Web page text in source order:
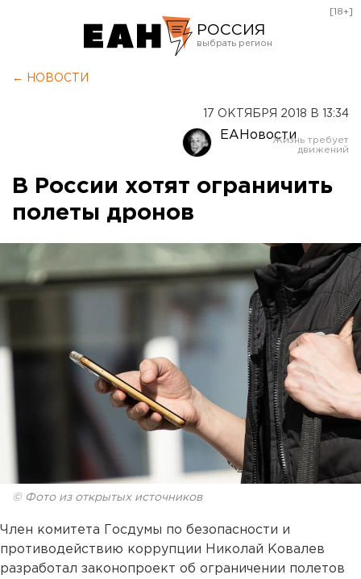
РОССИЯ
Оренбург
[18+]
← НОВОСТИ
17 ОКТЯБРЯ 2018 В 13:34
ЕАНовости
В России хотят ограничить
полеты дронов
© Фото из открытых источников
Член комитета Госдумы по безопасности и
противодействию коррупции Николай Ковалев
разработал законопроект об ограничении полетов